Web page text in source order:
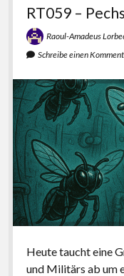
RT059 –
Raoul-Amadeus
Schreibe einen
Heute taucht eine
und Militärs ab um